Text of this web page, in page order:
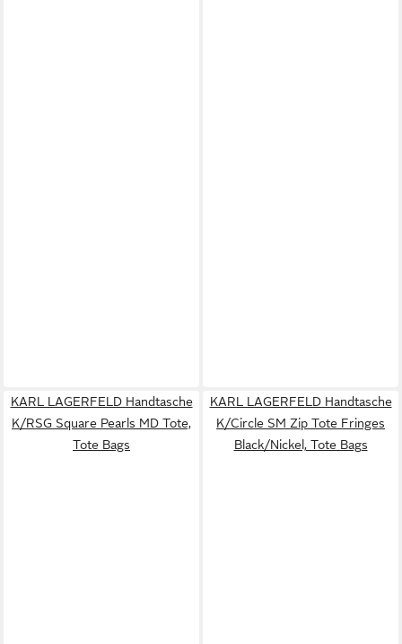
KARL LAGERFELD Handtasche
K/RSG Square Pearls MD Tote,
Tote Bags
KARL LAGERFELD Handtasche
K/Circle SM Zip Tote Fringes
Black/Nickel, Tote Bags